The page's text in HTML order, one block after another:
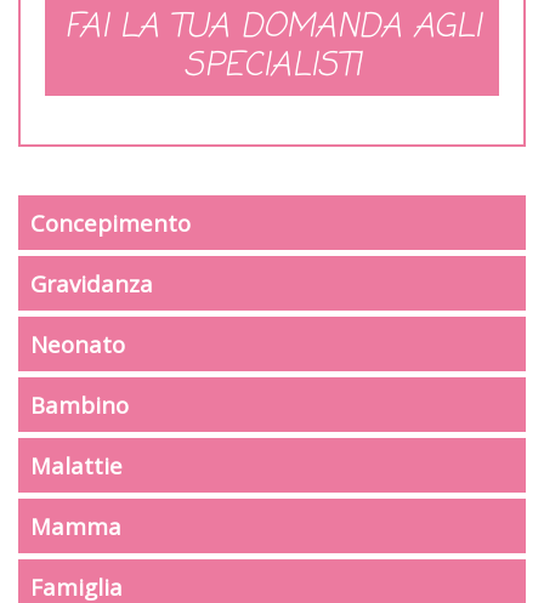
FAI LA TUA DOMANDA AGLI
SPECIALISTI
Concepimento
Gravidanza
Neonato
Bambino
Malattie
Mamma
Famiglia